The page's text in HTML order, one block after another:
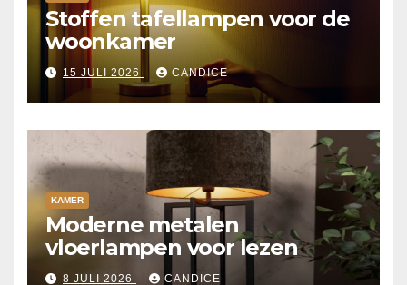
Stoffen tafellampen voor de
woonkamer
15 JULI 2026 CANDICE
KAMER
Moderne metalen
vloerlampen voor lezen
8 JULI 2026 CANDICE